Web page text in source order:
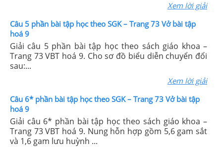
Xem lời giải
Câu 5 phần bài tập học theo SGK – Trang 73 Vở bài tập
hoá 9
Giải câu 5 phần bài tập học theo sách giáo khoa –
Trang 73 VBT hoá 9. Cho sơ đồ biểu diễn chuyển đổi
sau:...
Xem lời giải
Câu 6* phần bài tập học theo SGK – Trang 73 Vở bài tập
hoá 9
Giải câu 6* phần bài tập học theo sách giáo khoa –
Trang 73 VBT hoá 9. Nung hỗn hợp gồm 5,6 gam sắt
và 1,6 gam lưu huỳnh ...